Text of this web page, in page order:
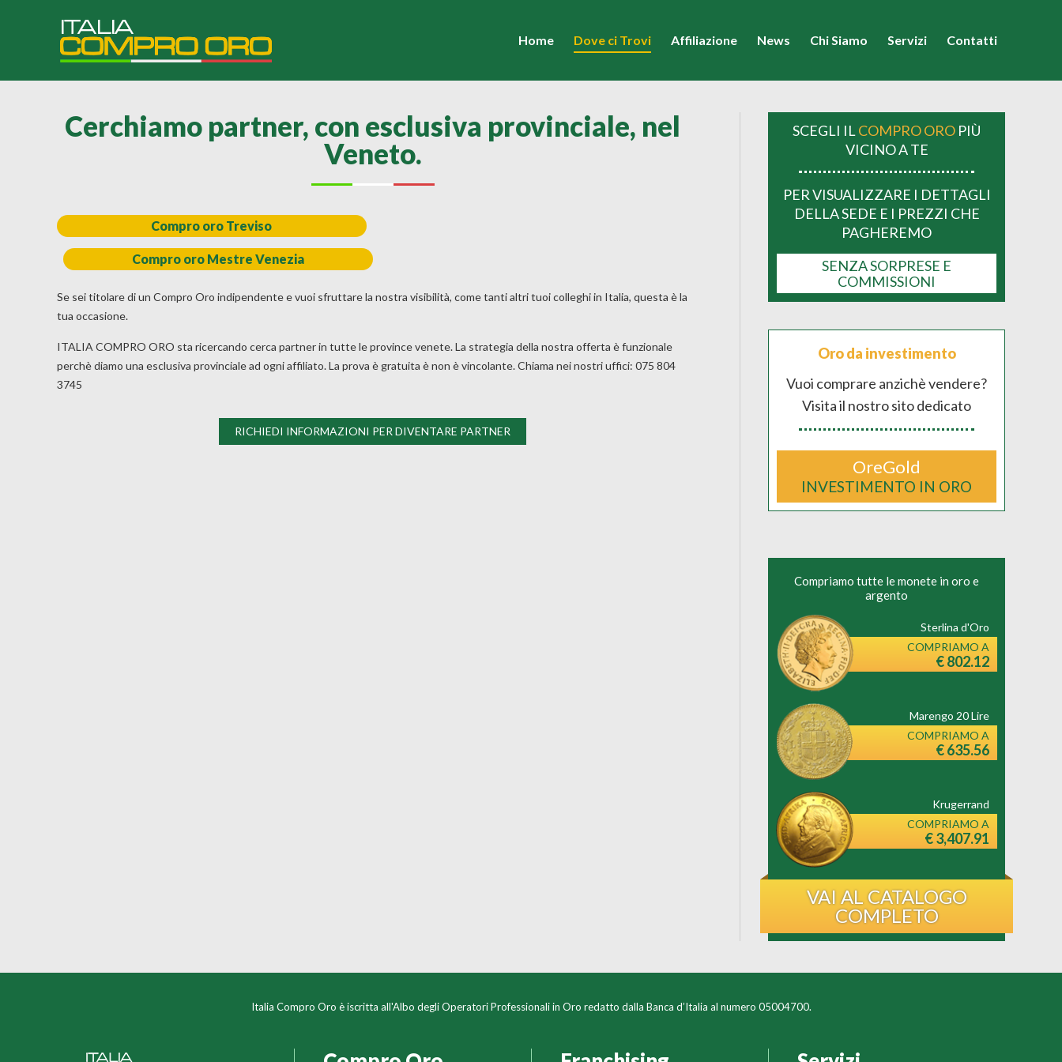
Home Dove ci Trovi Affiliazione News Chi Siamo Servizi Contatti
SCEGLI IL COMPRO ORO PIÙ
VICINO A TE
PER VISUALIZZARE I DETTAGLI
DELLA SEDE E I PREZZI CHE
PAGHEREMO
SENZA SORPRESE E
COMMISSIONI
Oro da investimento
Vuoi comprare anzichè vendere?
Visita il nostro sito dedicato
OreGold
INVESTIMENTO IN ORO
Compriamo tutte le monete in oro e
argento
Sterlina d'Oro
COMPRIAMO A
€ 802.12
Marengo 20 Lire
COMPRIAMO A
€ 635.56
Krugerrand
COMPRIAMO A
€ 3,407.91
VAI AL CATALOGO
COMPLETO
Cerchiamo partner, con esclusiva provinciale, nel
Veneto.
Compro oro Treviso
Compro oro Mestre Venezia
Se sei titolare di un Compro Oro indipendente e vuoi sfruttare la nostra visibilità, come tanti altri tuoi colleghi in Italia, questa è la
tua occasione.
ITALIA COMPRO ORO sta ricercando cerca partner in tutte le province venete. La strategia della nostra offerta è funzionale
perchè diamo una esclusiva provinciale ad ogni affiliato. La prova è gratuita è non è vincolante. Chiama nei nostri uffici: 075 804
3745
RICHIEDI INFORMAZIONI PER DIVENTARE PARTNER
Italia Compro Oro è iscritta all'Albo degli Operatori Professionali in Oro redatto dalla Banca d’Italia al numero 05004700.